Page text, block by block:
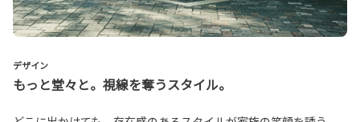
デザイン
もっと堂々と。視線を奪うスタイル。